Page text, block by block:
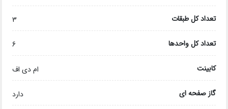
تعداد کل طبقات 3
تعداد کل واحدها 6
کابینت ام دی اف
گاز صفحه ای دارد